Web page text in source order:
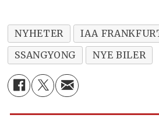
NYHETER
IAA
SSANGYONG
NYE BILER